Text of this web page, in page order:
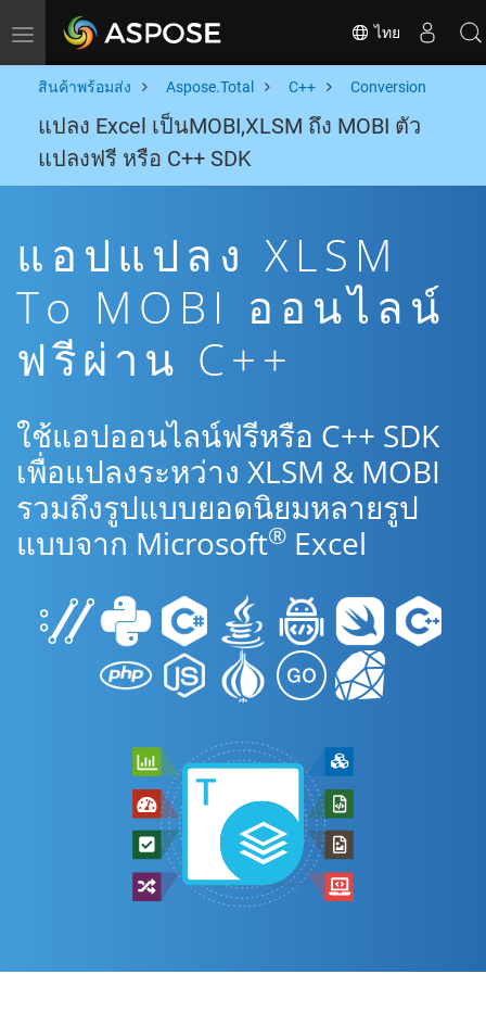
Toggle navigation ไทย
สินค้าพร้อมส่ง Aspose.Total C++ Conversion
แปลง Excel เป็นMOBI,XLSM ถึง MOBI ตัว
แปลงฟรี หรือ C++ SDK
แอปแปลง XLSM
To MOBI ออนไลน์
ฟรีผ่าน C++
ใช้แอปออนไลน์ฟรีหรือ C++ SDK
เพื่อแปลงระหว่าง XLSM & MOBI
รวมถึงรูปแบบยอดนิยมหลายรูป
แบบจาก Microsoft® Excel